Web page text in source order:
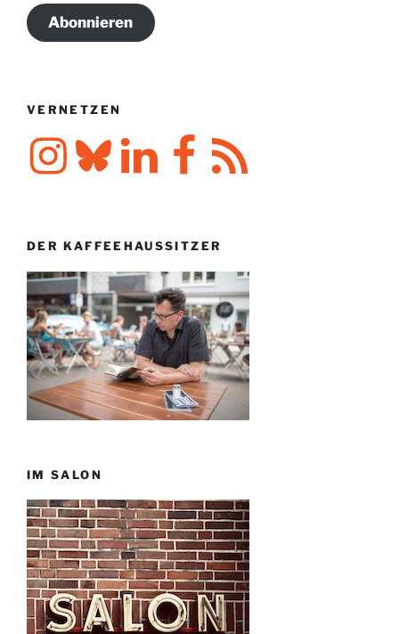
Abonnieren
VERNETZEN
InstagramBlueskyLinkedIn FacebookRSS-
Feed
DER KAFFEEHAUSSITZER
IM SALON